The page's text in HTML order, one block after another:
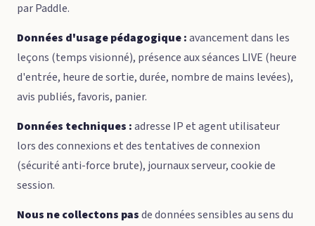
par Paddle.
Données d'usage pédagogique :avancement dans les
leçons (temps visionné), présence aux séances LIVE (heure
d'entrée, heure de sortie, durée, nombre de mains levées),
avis publiés, favoris, panier.
Données techniques :adresse IP et agent utilisateur
lors des connexions et des tentatives de connexion
(sécurité anti-force brute), journaux serveur, cookie de
session.
Nous ne collectons pasde données sensibles au sens du